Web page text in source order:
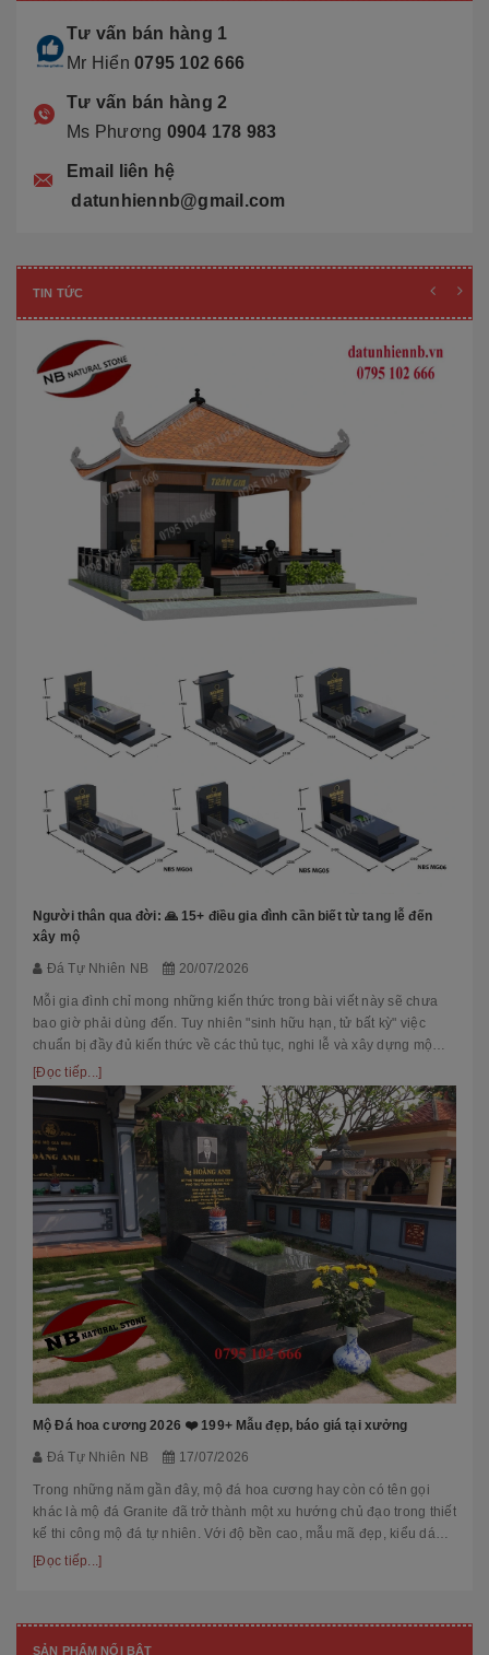
Tư vấn bán hàng 1
Mr Hiển 0795 102 666
Tư vấn bán hàng 2
Ms Phương 0904 178 983
Email liên hệ
datunhiennb@gmail.com
TIN TỨC
Người thân qua đời: 🙏 15+ điều gia đình cần biết từ tang lễ đến
xây mộ
Đá Tự Nhiên NB 20/07/2026
Mỗi gia đình chỉ mong những kiến thức trong bài viết này sẽ chưa
bao giờ phải dùng đến. Tuy nhiên "sinh hữu hạn, tử bất kỳ" việc
chuẩn bị đầy đủ kiến thức về các thủ tục, nghi lễ và xây dựng mộ
phầ...
[Đọc tiếp...]
Mộ Đá hoa cương 2026 ❤️ 199+ Mẫu đẹp, báo giá tại xưởng
Đá Tự Nhiên NB 17/07/2026
Trong những năm gần đây, mộ đá hoa cương hay còn có tên gọi
khác là mộ đá Granite đã trở thành một xu hướng chủ đạo trong thiết
kế thi công mộ đá tự nhiên. Với độ bền cao, mẫu mã đẹp, kiểu dáng
hiệ...
[Đọc tiếp...]
SẢN PHẨM NỔI BẬT